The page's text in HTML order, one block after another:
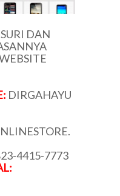
DAN
DIRGAHAYU
4415-7773